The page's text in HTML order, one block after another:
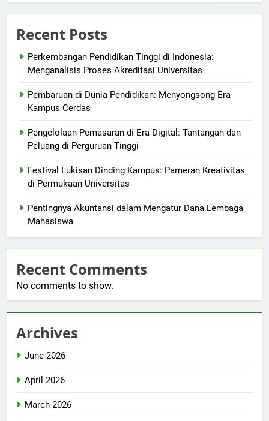
Recent Posts
Perkembangan Pendidikan Tinggi di Indonesia:
Menganalisis Proses Akreditasi Universitas
Pembaruan di Dunia Pendidikan: Menyongsong Era
Kampus Cerdas
Pengelolaan Pemasaran di Era Digital: Tantangan dan
Peluang di Perguruan Tinggi
Festival Lukisan Dinding Kampus: Pameran Kreativitas
di Permukaan Universitas
Pentingnya Akuntansi dalam Mengatur Dana Lembaga
Mahasiswa
Recent Comments
No comments to show.
Archives
June 2026
April 2026
March 2026